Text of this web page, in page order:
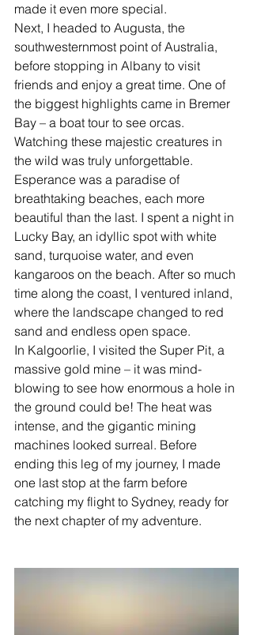
made it even more special.
Next, I headed to Augusta, the
southwesternmost point of Australia,
before stopping in Albany to visit
friends and enjoy a great time. One of
the biggest highlights came in Bremer
Bay – a boat tour to see orcas.
Watching these majestic creatures in
the wild was truly unforgettable.
Esperance was a paradise of
breathtaking beaches, each more
beautiful than the last. I spent a night in
Lucky Bay, an idyllic spot with white
sand, turquoise water, and even
kangaroos on the beach. After so much
time along the coast, I ventured inland,
where the landscape changed to red
sand and endless open space.
In Kalgoorlie, I visited the Super Pit, a
massive gold mine – it was mind-
blowing to see how enormous a hole in
the ground could be! The heat was
intense, and the gigantic mining
machines looked surreal. Before
ending this leg of my journey, I made
one last stop at the farm before
catching my flight to Sydney, ready for
the next chapter of my adventure.